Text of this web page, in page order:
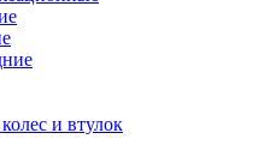
и втулок